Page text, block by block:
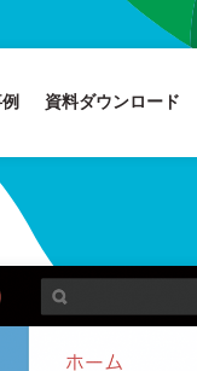
資料ダウンロード